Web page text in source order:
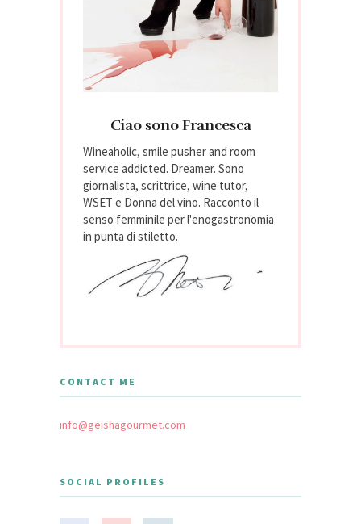
Ciao sono Francesca
Wineaholic, smile pusher and room
service addicted. Dreamer. Sono
giornalista, scrittrice, wine tutor,
WSET e Donna del vino. Racconto il
senso femminile per l'enogastronomia
in punta di stiletto.
CONTACT ME
info@geishagourmet.com
SOCIAL PROFILES